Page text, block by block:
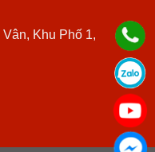
Khu Phố 1,